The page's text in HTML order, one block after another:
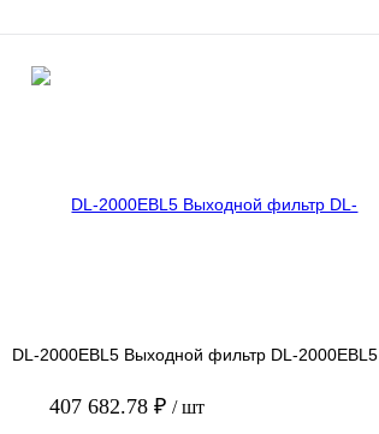
DL-2000EBL5 Выходной фильтр DL-2000EBL5
407 682.78 ₽ / шт